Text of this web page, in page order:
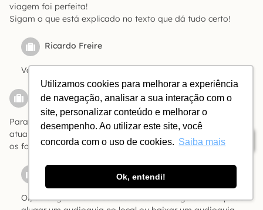
Utilizamos cookies para melhorar a experiência
de navegação, analisar a sua interação com o
site, personalizar conteúdo e melhorar o
desempenho. Ao utilizar este site, você
concorda com o uso de cookies. Saiba mais
Ok, entendi!
Índice
viagem foi perfeita!
Sigam o que está explicado no texto que dá tudo certo!
Ricardo Freire
Valeu, Luciana!
Solange Araujo
Responder
Para entrar em Pompéia é obrigatório contratar um guia
atualmente? Ou podemos entender bem o local somente com
os folhetos explicativos?
Oi, Solange. Não é necessário contratar guia. Você pode